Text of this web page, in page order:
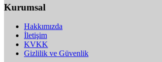
Kurumsal
Hakkımızda
İletişim
KVKK
Gizlilik ve Güvenlik